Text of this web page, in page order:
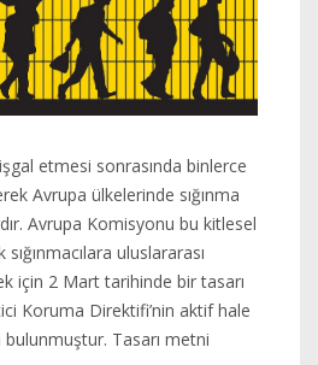
işgal etmesi sonrasında binlerce
Avrupa ülkelerinde sığınma
Avrupa Komisyonu bu kitlesel
uluslararası
için 2 Mart tarihinde bir tasarı
Koruma Direktifi’nin aktif hale
bulunmuştur. Tasarı metni